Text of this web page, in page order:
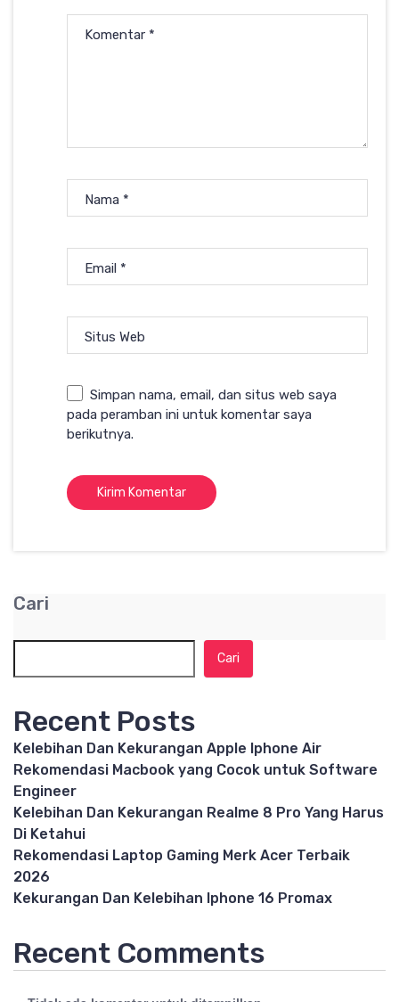
Komentar *
Nama *
Email *
Situs Web
Simpan nama, email, dan situs web saya
pada peramban ini untuk komentar saya
berikutnya.
Cari
Cari
Recent Posts
Kelebihan Dan Kekurangan Apple Iphone Air
Rekomendasi Macbook yang Cocok untuk Software
Engineer
Kelebihan Dan Kekurangan Realme 8 Pro Yang Harus
Di Ketahui
Rekomendasi Laptop Gaming Merk Acer Terbaik
2026
Kekurangan Dan Kelebihan Iphone 16 Promax
Recent Comments